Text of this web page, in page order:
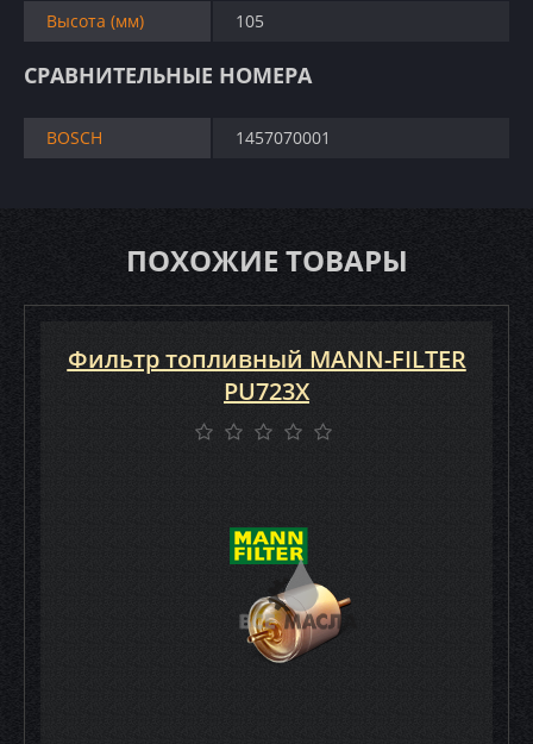
Высота (мм) 105
СРАВНИТЕЛЬНЫЕ НОМЕРА
BOSCH 1457070001
ПОХОЖИЕ ТОВАРЫ
Фильтр топливный MANN-FILTER
PU723X